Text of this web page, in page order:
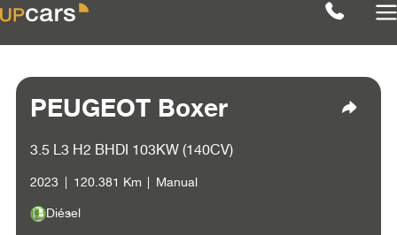
PEUGEOT Boxer
3.5 L3 H2 BHDI 103KW (140CV)
2023 120.381 Km Manual
Diésel